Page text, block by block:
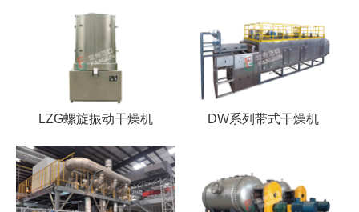
LZG螺旋振动干燥机 DW系列带式干燥机